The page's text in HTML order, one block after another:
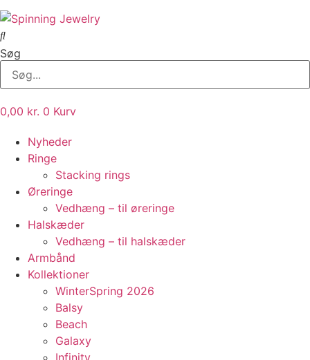
Søg
0,00 kr. 0 Kurv
Nyheder
Ringe
Stacking rings
Øreringe
Vedhæng – til øreringe
Halskæder
Vedhæng – til halskæder
Armbånd
Kollektioner
WinterSpring 2026
Balsy
Beach
Galaxy
Infinity